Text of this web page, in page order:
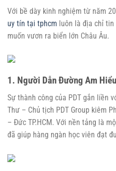
Với bề dày kinh nghiệm từ năm
uy tín tại tphcm luôn là địa chỉ tin
muốn vươn ra biển lớn Châu Âu.
1. Người Dẫn Đường Am
Sự thành công của PDT gắn liền
Thư – Chủ tịch PDT Group kiêm
– Đức TP.HCM. Với nền tảng là
đã giúp hàng ngàn học viên đạt